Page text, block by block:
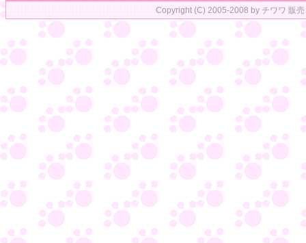
Copyright (C) 2005-2008 by チワワ 販